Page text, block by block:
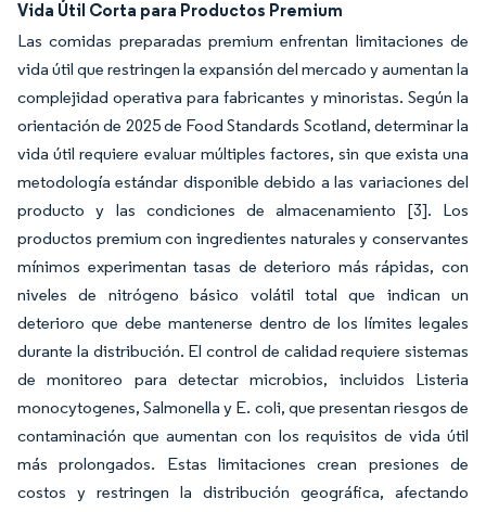
Vida Útil Corta para Productos Premium
Las comidas preparadas premium enfrentan limitaciones de
vida útil que restringen la expansión del mercado y aumentan la
complejidad operativa para fabricantes y minoristas. Según la
orientación de 2025 de Food Standards Scotland, determinar la
vida útil requiere evaluar múltiples factores, sin que exista una
metodología estándar disponible debido a las variaciones del
producto y las condiciones de almacenamiento [3]. Los
productos premium con ingredientes naturales y conservantes
mínimos experimentan tasas de deterioro más rápidas, con
niveles de nitrógeno básico volátil total que indican un
deterioro que debe mantenerse dentro de los límites legales
durante la distribución. El control de calidad requiere sistemas
de monitoreo para detectar microbios, incluidos Listeria
monocytogenes, Salmonella y E. coli, que presentan riesgos de
contaminación que aumentan con los requisitos de vida útil
más prolongados. Estas limitaciones crean presiones de
costos y restringen la distribución geográfica, afectando